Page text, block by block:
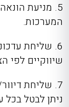
5. מניעת
המערכות.
6. שליחת
שיווקיים לפי
7. שליחת
ניתן לבטל בכל